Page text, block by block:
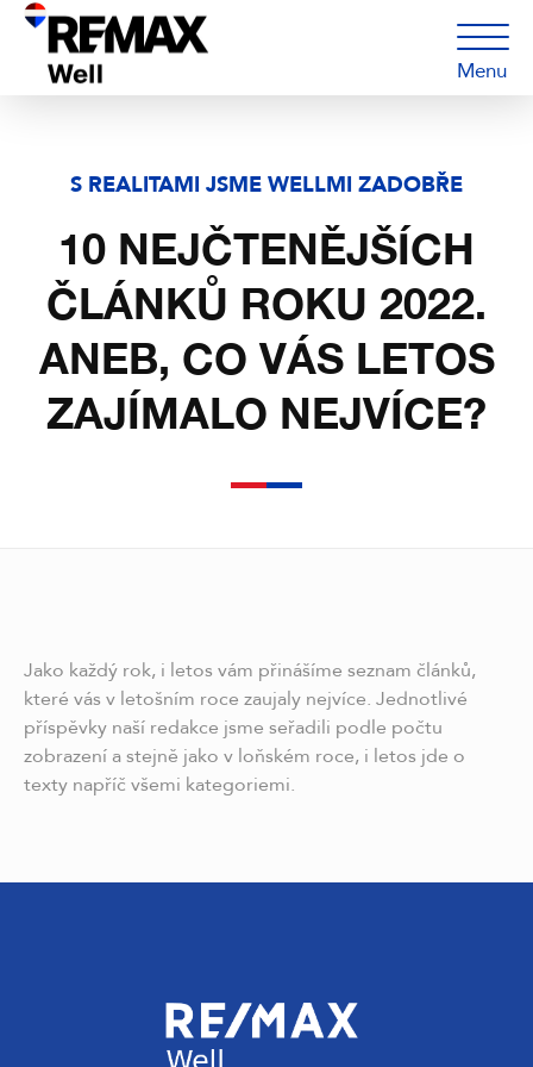
Menu
S REALITAMI JSME WELLMI ZADOBŘE
10 NEJČTENĚJŠÍCH
ČLÁNKŮ ROKU 2022.
ANEB, CO VÁS LETOS
ZAJÍMALO NEJVÍCE?
Jako každý rok, i letos vám přinášíme seznam článků,
které vás v letošním roce zaujaly nejvíce. Jednotlivé
příspěvky naší redakce jsme seřadili podle počtu
zobrazení a stejně jako v loňském roce, i letos jde o
texty napříč všemi kategoriemi.